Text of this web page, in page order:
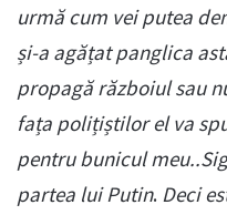
urmă cum vei putea
și-a agățat panglica
propagă războiul sau
fața polițiștilor el va
pentru bunicul
partea lui Putin. Deci